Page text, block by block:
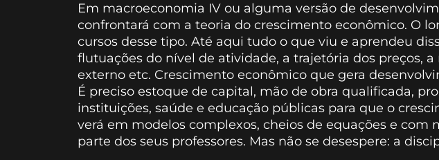
Em macroeconomia IV ou alguma versão de
confrontará com a teoria do crescimento econômico. O
cursos desse tipo. Até aqui tudo o que viu e aprendeu
flutuações do nível de atividade, a trajetória dos preços,
externo etc. Crescimento econômico que gera
É preciso estoque de capital, mão de obra qualificada,
instituições, saúde e educação públicas para que o
verá em modelos complexos, cheios de equações e com
parte dos seus professores. Mas não se desespere: a